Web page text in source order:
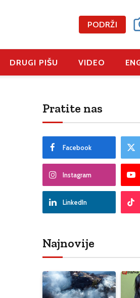
PODRŽI
DRUGI PIŠU VIDEO
Pratite nas
Facebook
Instagram
LinkedIn
Najnovije